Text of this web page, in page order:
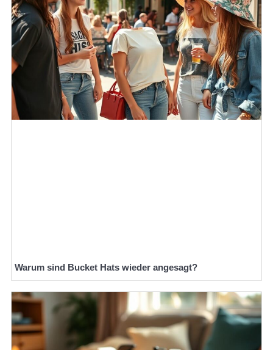
Warum sind Bucket Hats wieder angesagt?